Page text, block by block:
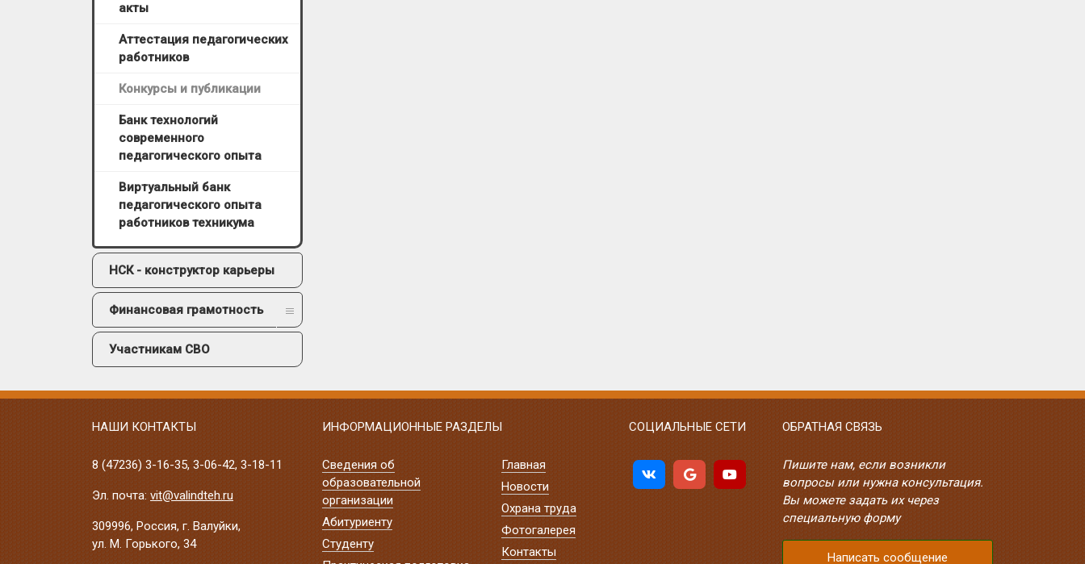
акты
Аттестация педагогических
работников
Конкурсы и публикации
Банк технологий
современного
педагогического опыта
Виртуальный банк
педагогического опыта
работников техникума
НСК - конструктор карьеры
Финансовая грамотность
Участникам СВО
НАШИ КОНТАКТЫ
8 (47236) 3-16-35, 3-06-42, 3-18-11
Эл. почта: vit@valindteh.ru
309996, Россия, г. Валуйки,
ул. М. Горького, 34
ИНФОРМАЦИОННЫЕ РАЗДЕЛЫ
Сведения об
образовательной
организации
Абитуриенту
Студенту
Главная
Новости
Охрана труда
Фотогалерея
Контакты
СОЦИАЛЬНЫЕ СЕТИ ОБРАТНАЯ СВЯЗЬ
Пишите нам, если возникли
вопросы или нужна консультация.
Вы можете задать их через
специальную форму
Написать сообщение